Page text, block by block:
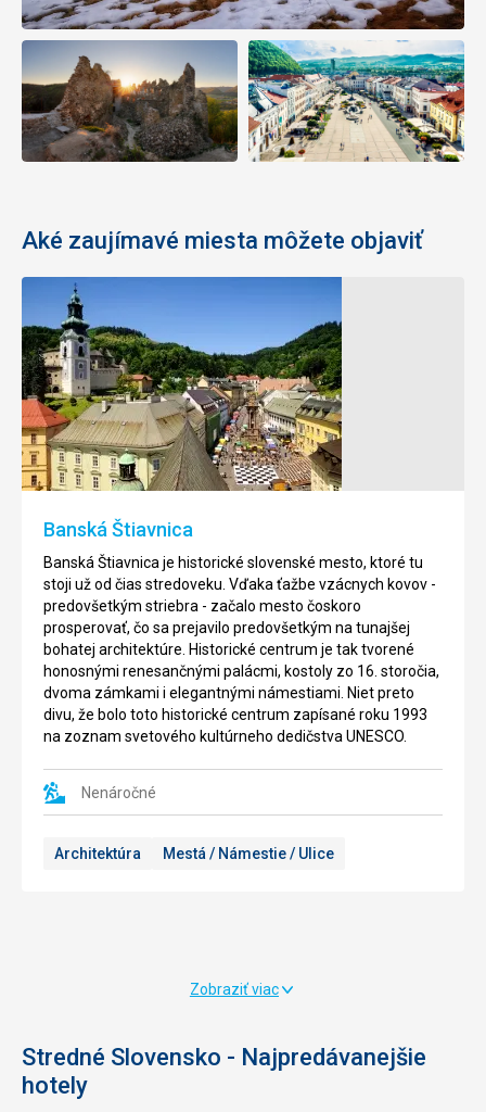
Aké zaujímavé miesta môžete objaviť
Banská Štiavnica
Banská Štiavnica je historické slovenské mesto, ktoré tu
stoji už od čias stredoveku. Vďaka ťažbe vzácnych kovov -
predovšetkým striebra - začalo mesto čoskoro
prosperovať, čo sa prejavilo predovšetkým na tunajšej
bohatej architektúre. Historické centrum je tak tvorené
honosnými renesančnými palácmi, kostoly zo 16. storočia,
dvoma zámkami i elegantnými námestiami. Niet preto
divu, že bolo toto historické centrum zapísané roku 1993
na zoznam svetového kultúrneho dedičstva UNESCO.
Nenáročné
Architektúra Mestá / Námestie / Ulice
Zámok
Zvolen
Tento
goticko
renesančný
zámok
bol
rokoch
storočia
uhorským
kráľom
Ľudovítom
Anjou
ako
letné
sídlo
poľovnícky
súdobé
talianske
kastely.
Zobraziť viac
Stredné Slovensko - Najpredávanejšie
hotely